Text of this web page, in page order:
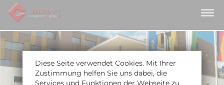
Diese Seite verwendet Cookies. Mit Ihrer
Zustimmung helfen Sie uns dabei, die